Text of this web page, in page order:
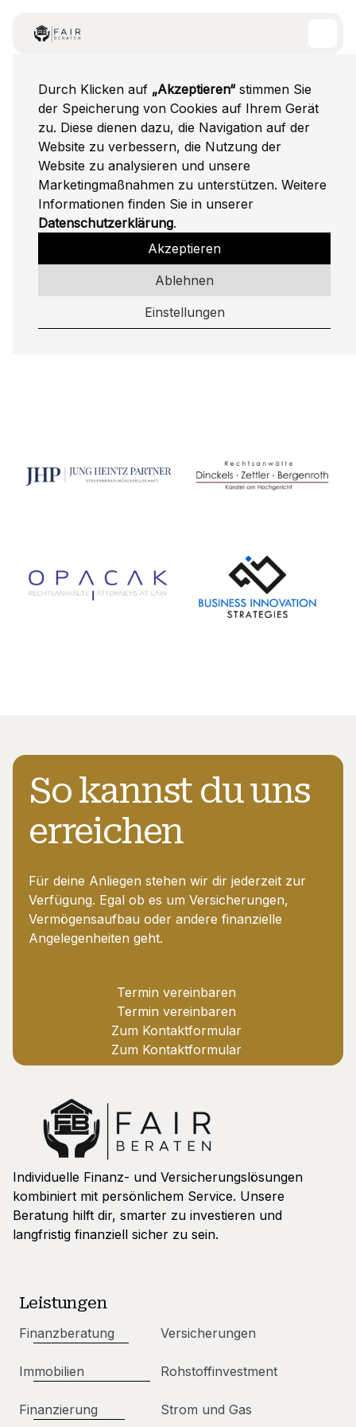
Durch Klicken auf „Akzeptieren“ stimmen Sie
der Speicherung von Cookies auf Ihrem Gerät
zu. Diese dienen dazu, die Navigation auf der
Website zu verbessern, die Nutzung der
Website zu analysieren und unsere
Marketingmaßnahmen zu unterstützen. Weitere
Informationen finden Sie in unserer
Datenschutzerklärung.
Akzeptieren
Ablehnen
Einstellungen
So kannst du uns
erreichen
Für deine Anliegen stehen wir dir jederzeit zur
Verfügung. Egal ob es um Versicherungen,
Vermögensaufbau oder andere finanzielle
Angelegenheiten geht.
Termin vereinbaren
Termin vereinbaren
Zum Kontaktformular
Zum Kontaktformular
Individuelle Finanz- und Versicherungslösungen
kombiniert mit persönlichem Service. Unsere
Beratung hilft dir, smarter zu investieren und
langfristig finanziell sicher zu sein.
Leistungen
Finanzberatung
Immobilien
Finanzierung
Versicherungen
Rohstoffinvestment
Strom und Gas